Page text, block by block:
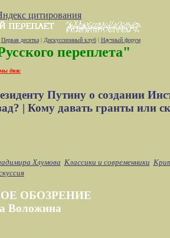
Первая десятка| Дискуссионный клуб| Научный форум
переплета"
дня:
Путину о создании
| Кому давать гранты или
Хлумова Классики и современники
ОБОЗРЕНИЕ
Воложина